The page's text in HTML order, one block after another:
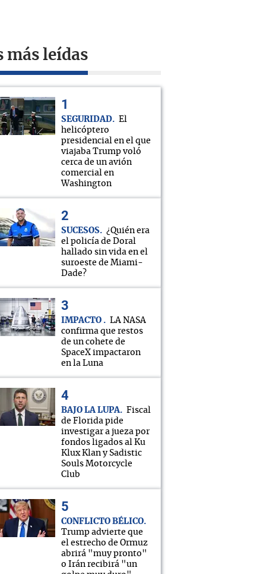
más leídas
SEGURIDAD
El
helicóptero
presidencial en el que
viajaba Trump voló
cerca de un avión
comercial en
Washington
SUCESOS
¿Quién era
el policía de Doral
hallado sin vida en el
suroeste de Miami-
Dade?
IMPACTO
LA NASA
confirma que restos
de un cohete de
SpaceX impactaron
en la Luna
BAJO LA LUPA
Fiscal
de Florida pide
investigar a jueza por
fondos ligados al Ku
Klux Klan y Sadistic
Souls Motorcycle
Club
CONFLICTO BÉLICO
Trump advierte que
el estrecho de Ormuz
abrirá "muy pronto"
o Irán recibirá "un